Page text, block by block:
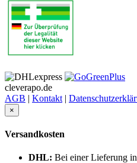
cleverapo.de
AGB | Kontakt |
×
Versandkosten
DHL: Bei einer Lieferung